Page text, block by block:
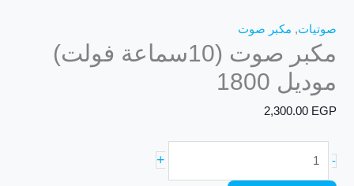
صوتيات, مكبر صوت
مكبر صوت (10سماعة فولت)
موديل 1800
2,300.00 EGP
-
+